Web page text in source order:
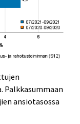
ansiotasossa